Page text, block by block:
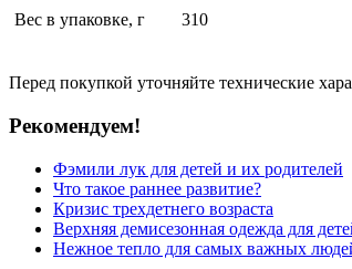
Вес в упаковке, г
310
Перед покупкой уточняйте технические
Рекомендуем!
Фэмили лук для детей и их родителей
Что такое раннее развитие?
Кризис трехдетнего возраста
Верхняя демисезонная одежда для
Нежное тепло для самых важных